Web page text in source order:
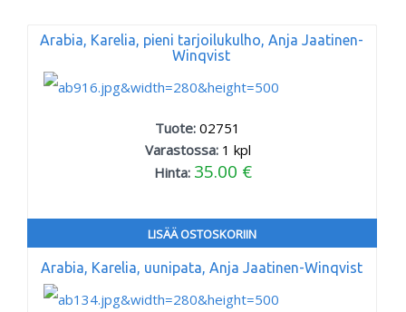
Arabia, Karelia, pieni tarjoilukulho, Anja Jaatinen-
Winqvist
Tuote:02751
Varastossa: 1 kpl
Hinta: 35.00 €
LISÄÄ OSTOSKORIIN
Arabia, Karelia, uunipata, Anja Jaatinen-Winqvist